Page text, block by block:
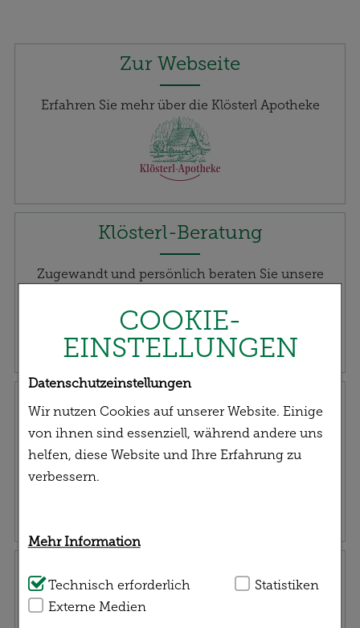
COOKIE-
EINSTELLUNGEN
Datenschutzeinstellungen
Wir nutzen Cookies auf unserer Website. Einige
von ihnen sind essenziell, während andere uns
helfen, diese Website und Ihre Erfahrung zu
verbessern.
Mehr Information
Technisch Notwendig:Hierbei handelt es sich
um Cookies, die für die Grundfunktionen
Technisch erforderlich
Statistiken
Externe Medien
Zur Webseite
Erfahren Sie mehr über die Klösterl Apotheke
Klösterl-Beratung
Zugewandt und persönlich beraten Sie unsere
Ihrem gesundheitlichen Anliegen.
Rezept einreichen
Service | Versand